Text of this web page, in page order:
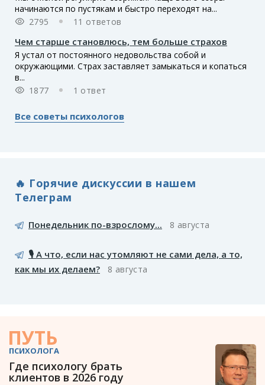
начинаются по пустякам и быстро переходят на...
2795
11 ответов
Чем старше становлюсь, тем больше страхов
Я устал от постоянного недовольства собой и
окружающими. Страх заставляет замыкаться и копаться
в...
1877
1 ответ
Все советы психологов
🔥 Горячие дискуссии в нашем
Телеграм
Понедельник по-взрослому... 8 августа
🎙️ А что, если нас утомляют не сами дела, а то,
как мы их делаем?
8 августа
ПУТЬ
ПСИХОЛОГА
Где психологу брать
клиентов в 2026 году